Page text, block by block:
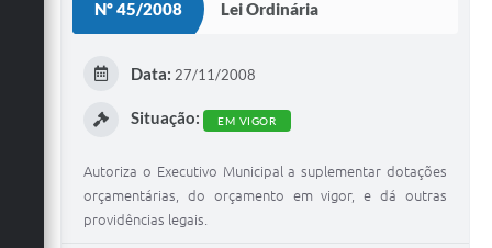
Nº 45/2008 Lei Ordinária
Data: 27/11/2008
Situação: EM VIGOR
Autoriza o Executivo Municipal a suplementar dotações
orçamentárias, do orçamento em vigor, e dá outras
providências legais.